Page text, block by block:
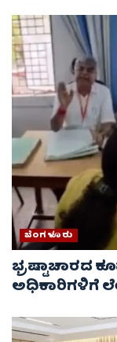
ಬೆಂಗಳೂರು
ಭ್ರಷ್ಟಾಚಾರದ
ಅಧಿಕಾರಿಗಳಿಗೆ